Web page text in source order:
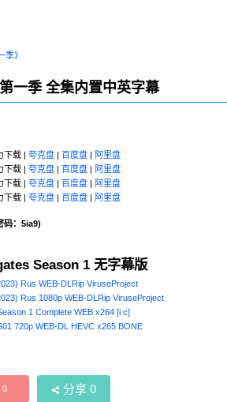
季》
一季 全集内置中英字幕
下载 | 夸克盘 百度盘
阿里盘
下载 | 夸克盘 百度盘
阿里盘
下载 | 夸克盘 百度盘
阿里盘
下载 | 夸克盘 百度盘 阿里盘
码：5ia9)
Season 1 无字幕版
Rus WEB-DLRip ViruseProject
Rus 1080р WEB-DLRip ViruseProject
1 Complete WEB x264 [i c]
720p WEB-DL HEVC x265 BONE
0 分享 0